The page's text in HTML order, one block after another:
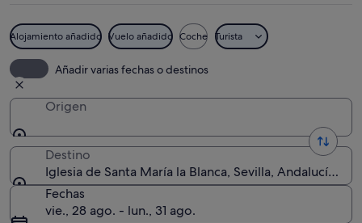
Alojamiento añadido Vuelo añadido Coche Turista
Añadir varias fechas o destinos
Origen
Destino
Iglesia de Santa María la Blanca, Sevilla, Andalucía,
Fechas
vie., 28 ago. - lun., 31 ago.